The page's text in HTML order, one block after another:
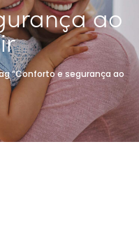
ao
“Conforto e segurança ao